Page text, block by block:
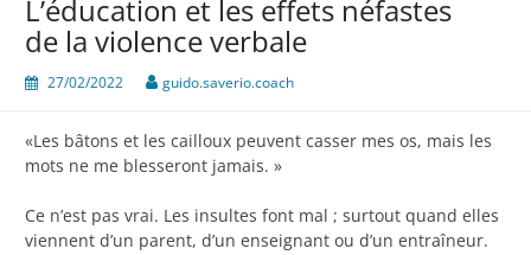
L’éducation et les effets néfastes
de la violence verbale
27/02/2022 guido.saverio.coach
«Les bâtons et les cailloux peuvent casser mes os, mais les
mots ne me blesseront jamais. »
Ce n’est pas vrai. Les insultes font mal ; surtout quand elles
viennent d’un parent, d’un enseignant ou d’un entraîneur.